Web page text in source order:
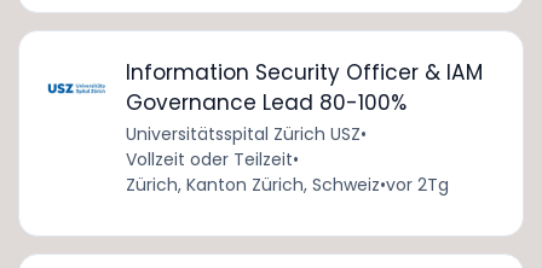
Information Security Officer & IAM
Governance Lead 80-100%
Universitätsspital Zürich USZ•
Vollzeit oder Teilzeit•
Zürich, Kanton Zürich, Schweiz•vor 2Tg